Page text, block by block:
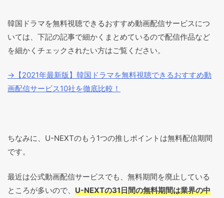
韓国ドラマを無料視聴できるおすすめ動画配信サービスにつ
いては、下記の記事で細かくまとめているので配信作品など
を細かくチェックされたい方はご覧ください。
→【2021年最新版】韓国ドラマを無料視聴できるおすすめ動
画配信サービス10社を徹底比較！
ちなみに、U-NEXTのもう1つの推しポイントは無料配信期間
です。
最近は公式動画配信サービスでも、無料期間を廃止している
ところが多いので、 U-NEXTの31日間の無料期間は業界の中